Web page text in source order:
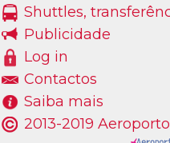
Shuttles,
Publicidade
Log in
Contactos
Saiba mais
2013-2019